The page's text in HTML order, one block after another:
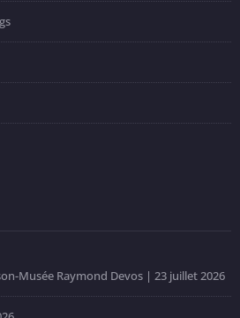
Musée Raymond Devos | 23 juillet 2026